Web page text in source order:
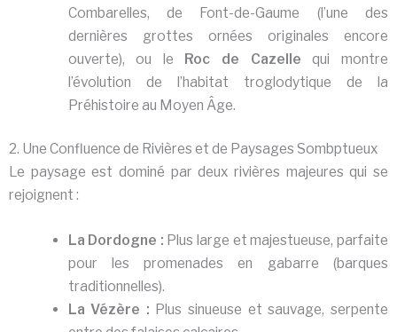
Combarelles, de Font-de-Gaume (l’une des
dernières grottes ornées originales encore
ouverte), ou le
Roc de Cazelle qui montre
l’évolution de l’habitat troglodytique de la
Préhistoire au Moyen Âge.
2. Une Confluence de Rivières et de Paysages Sombptueux
Le paysage est dominé par deux rivières majeures qui se
rejoignent :
La Dordogne : Plus large et majestueuse, parfaite
pour les promenades en gabarre (barques
traditionnelles).
La Vézère : Plus sinueuse et sauvage, serpente